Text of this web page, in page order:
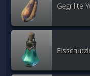
Gegrillte